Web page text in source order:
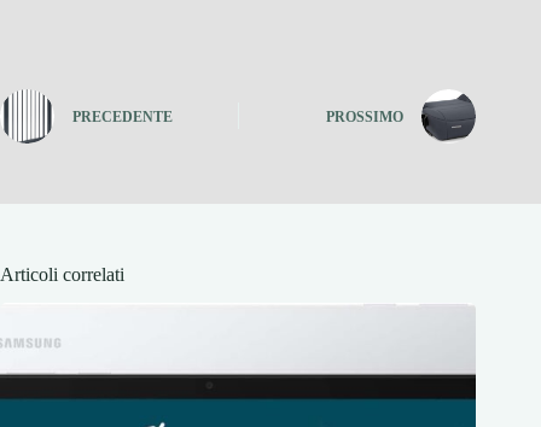
PRECEDENTE PROSSIMO
Articoli correlati